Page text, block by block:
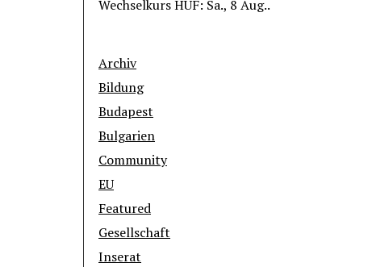
WechselkursHUF: Sa., 8 Aug..
Archiv
Bildung
Budapest
Bulgarien
Community
EU
Featured
Gesellschaft
Inserat